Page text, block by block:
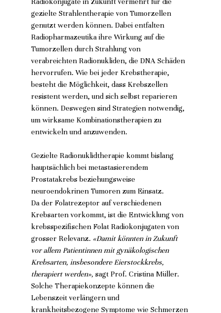
gezielte Strahlentherapie von Tumorzellen
genutzt werden können. Dabei entfalten
Radiopharmazeutika ihre Wirkung auf die
Tumorzellen durch Strahlung von
verabreichten Radionukliden, die DNA Schäden
hervorrufen. Wie bei jeder Krebstherapie,
besteht die Möglichkeit, dass Krebszellen
resistent werden, und sich selbst reparieren
können. Deswegen sind Strategien notwendig,
um wirksame Kombinationstherapien zu
entwickeln und anzuwenden.
Gezielte Radionuklidtherapie kommt bislang
hauptsächlich bei metastasierendem
Prostatakrebs beziehungsweise
neuroendokrinen Tumoren zum Einsatz.
Da der Folatrezeptor auf verschiedenen
Krebsarten vorkommt, ist die Entwicklung von
krebsspezifischen Folat Radiokonjugaten von
grosser Relevanz. «Damit könnten in Zukunft
vor allem Patientinnen mit gynäkologischen
Krebsarten, insbesondere Eierstockkrebs,
therapiert werden», sagt Prof. Cristina Müller.
Solche Therapiekonzepte können die
Lebenszeit verlängern und
krankheitsbezogene Symptome wie Schmerzen